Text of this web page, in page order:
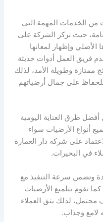
من الخدمات المهمة التي
حيث تركز الشركة على
وإظهار لمعانها
فريق العمل أدوات حديثة
ممتازة وطويلة الأمد، لذلك
على جمال أرضياتهم
طرق العناية اليومية
أنواع الأرضيات سواء
على شركة دار العمارة
في البحيرات.
وتضمن سرعة التنفيذ مع
تقوم بتلميع الأرضيات
لذلك يثق العملاء
لامع وجذاب.